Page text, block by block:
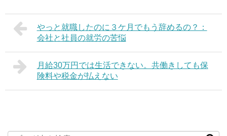
やっと就職したのに３ケ月でもう辞めるの？：
会社と社員の就労の苦悩
月給30万円では生活できない。共働きしても保
険料や税金が払えない